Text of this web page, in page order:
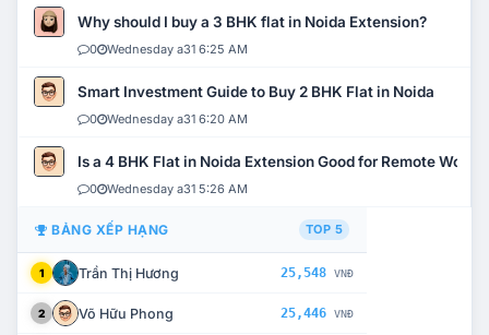
Why should I buy a 3 BHK flat in Noida Extension?
0 Wednesday a31 6:25 AM
Smart Investment Guide to Buy 2 BHK Flat in Noida
0 Wednesday a31 6:20 AM
Is a 4 BHK Flat in Noida Extension Good for Remote Work?
0 Wednesday a31 5:26 AM
BẢNG XẾP HẠNG TOP 5
1 Trần Thị Hương 25,548 VNĐ
2 Võ Hữu Phong 25,446 VNĐ